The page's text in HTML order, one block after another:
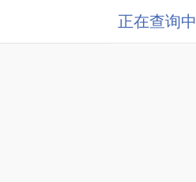
正在查询中